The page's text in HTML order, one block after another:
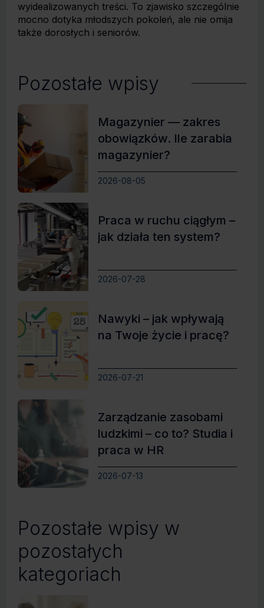
wyidealizowanych treści. To zjawisko szczególnie
mocno dotyka młodszych pokoleń, ale nie omija
także dorosłych i seniorów.
Pozostałe wpisy
Magazynier — zakres
obowiązków. Ile zarabia
magazynier?
2026-08-05
Praca w ruchu ciągłym –
jak działa ten system?
2026-07-28
Nawyki – jak wpływają
na Twoje życie i pracę?
2026-07-21
Zarządzanie zasobami
ludzkimi – co to? Studia i
praca w HR
2026-07-13
Pozostałe wpisy w
pozostałych
kategoriach